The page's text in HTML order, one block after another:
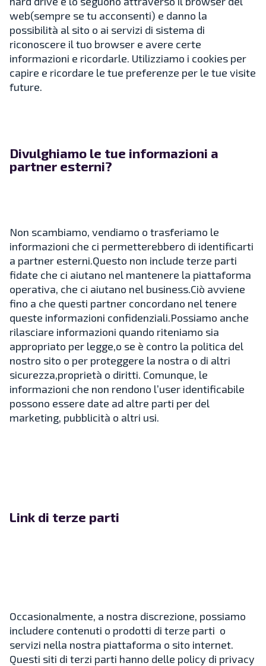
web(sempre se tu acconsenti) e danno la
possibilità al sito o ai servizi di sistema di
riconoscere il tuo browser e avere certe
informazioni e ricordarle. Utilizziamo i cookies per
capire e ricordare le tue preferenze per le tue visite
future.
Divulghiamo le tue informazioni a
partner esterni?
Non scambiamo, vendiamo o trasferiamo le
informazioni che ci permetterebbero di identificarti
a partner esterni.Questo non include terze parti
fidate che ci aiutano nel mantenere la piattaforma
operativa, che ci aiutano nel business.Ciò avviene
fino a che questi partner concordano nel tenere
queste informazioni confidenziali.Possiamo anche
rilasciare informazioni quando riteniamo sia
appropriato per legge,o se è contro la politica del
nostro sito o per proteggere la nostra o di altri
sicurezza,proprietà o diritti. Comunque, le
informazioni che non rendono l’user identificabile
possono essere date ad altre parti per del
marketing, pubblicità o altri usi.
Link di terze parti
Occasionalmente, a nostra discrezione, possiamo
includere contenuti o prodotti di terze parti o
servizi nella nostra piattaforma o sito internet.
Questi siti di terzi parti hanno delle policy di privacy